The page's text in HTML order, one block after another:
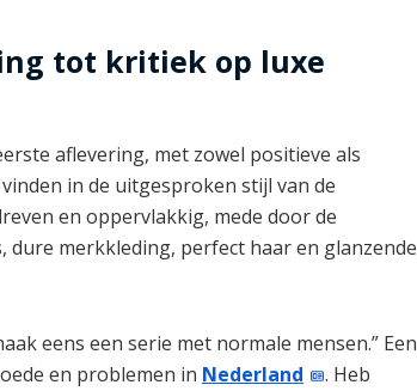
tot kritiek op luxe
aflevering, met zowel positieve als
in de uitgesproken stijl van de
en oppervlakkig, mede door de
dure merkkleding, perfect haar en glanzende
eens een serie met normale mensen.” Een
en problemen in Nederland
. Heb